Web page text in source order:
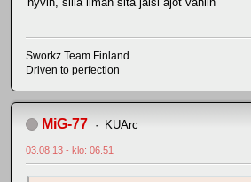
Sworkz Team Finland
Driven to perfection
MiG-77 KUArc
03.08.13 - klo: 06.51